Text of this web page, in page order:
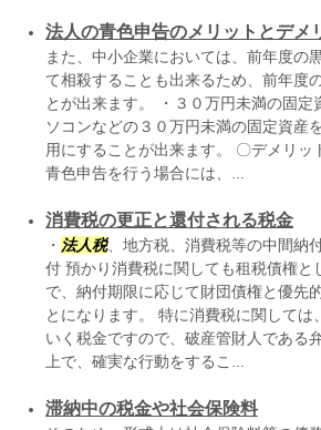
法人の青色申告のメリットとデメ
また、中小企業においては、前年度の
て相殺することも出来るため、前年度
とが出来ます。 ・３０万円未満の固定
ソコンなどの３０万円未満の固定資産
用にすることが出来ます。 〇デメリッ
青色申告を行う場合には、...
消費税の更正と還付される税金
・ 法人税、地方税、消費税等の中間納
付 預かり消費税に関しても租税債権と
で、納付期限に応じて財団債権と優先
とになります。 特に消費税に関しては
いく税金ですので、破産管財人である
上で、確実な行動をするこ...
滞納中の税金や社会保険料